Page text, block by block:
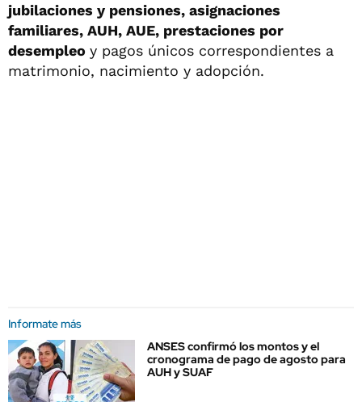
jubilaciones y pensiones, asignaciones
familiares, AUH, AUE, prestaciones por
desempleo y pagos únicos correspondientes a
matrimonio, nacimiento y adopción.
Informate más
ANSES confirmó los montos y el
cronograma de pago de agosto para
AUH y SUAF